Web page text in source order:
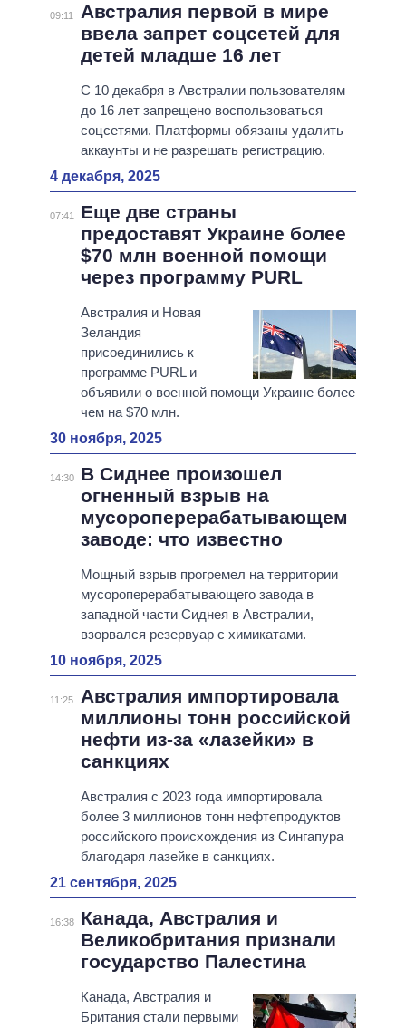
09:11
Австралия первой в мире
ввела запрет соцсетей для
детей младше 16 лет
С 10 декабря в Австралии пользователям
до 16 лет запрещено воспользоваться
соцсетями. Платформы обязаны удалить
аккаунты и не разрешать регистрацию.
4 декабря, 2025
07:41
Еще две страны
предоставят Украине более
$70 млн военной помощи
через программу PURL
Австралия и Новая
Зеландия
присоединились к
программе PURL и
объявили о военной помощи Украине более
чем на $70 млн.
30 ноября, 2025
14:30
В Сиднее произошел
огненный взрыв на
мусороперерабатывающем
заводе: что известно
Мощный взрыв прогремел на территории
мусороперерабатывающего завода в
западной части Сиднея в Австралии,
взорвался резервуар с химикатами.
10 ноября, 2025
11:25
Австралия импортировала
миллионы тонн российской
нефти из-за «лазейки» в
санкциях
Австралия с 2023 года импортировала
более 3 миллионов тонн нефтепродуктов
российского происхождения из Сингапура
благодаря лазейке в санкциях.
21 сентября, 2025
16:38
Канада, Австралия и
Великобритания признали
государство Палестина
Канада, Австралия и
Британия стали первыми